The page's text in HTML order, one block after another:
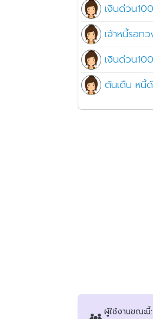
เงินด่วน
เจ้าหนี้รอท
เงินด่วน
ต้นเดืน หนี้
ผู้ใช้งานขณะนี้: